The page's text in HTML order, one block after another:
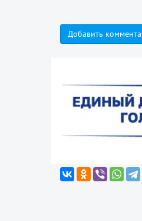
Добавить